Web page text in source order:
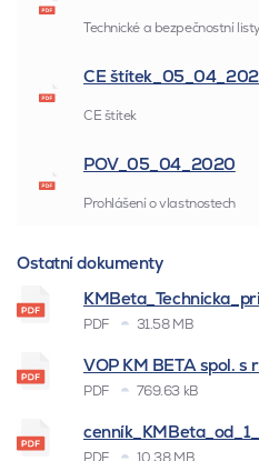
Technické a bezpečnostní listy
CE
CE štítek
POV_05_04_2020
Prohlášení o vlastnostech
Ostatní dokumenty
PDF 31.58 MB
VOP KM BETA spol. s
PDF 769.63 kB
PDF 10.38 MB